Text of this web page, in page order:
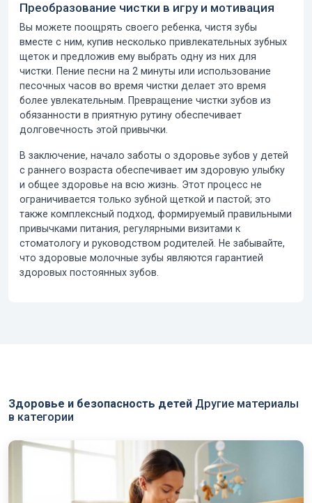
Преобразование чистки в игру и мотивация
Вы можете поощрять своего ребенка, чистя зубы
вместе с ним, купив несколько привлекательных зубных
щеток и предложив ему выбрать одну из них для
чистки. Пение песни на 2 минуты или использование
песочных часов во время чистки делает это время
более увлекательным. Превращение чистки зубов из
обязанности в приятную рутину обеспечивает
долговечность этой привычки.
В заключение, начало заботы о здоровье зубов у детей
с раннего возраста обеспечивает им здоровую улыбку
и общее здоровье на всю жизнь. Этот процесс не
ограничивается только зубной щеткой и пастой; это
также комплексный подход, формируемый правильными
привычками питания, регулярными визитами к
стоматологу и руководством родителей. Не забывайте,
что здоровые молочные зубы являются гарантией
здоровых постоянных зубов.
Здоровье и безопасность детей Другие материалы
в категории